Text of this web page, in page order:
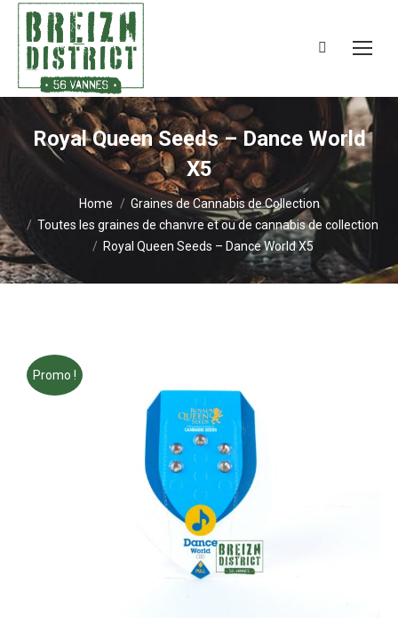
Search:
Royal Queen Seeds – Dance World
X5
You are here:Home
Graines de Cannabis de Collection
Toutes les graines de chanvre et ou de cannabis de collection
Royal Queen Seeds – Dance World X5
Promo !